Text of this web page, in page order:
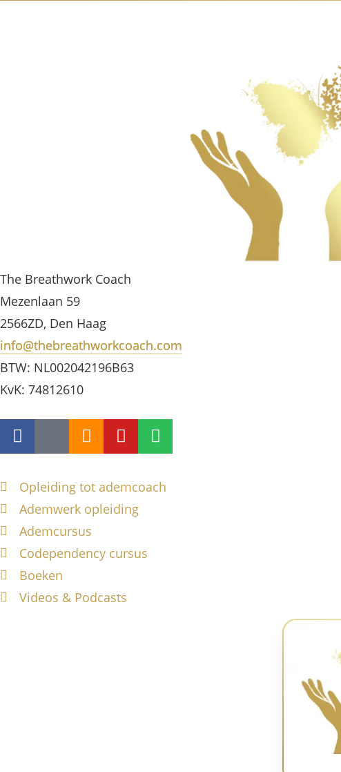
The Breathwork Coach
Mezenlaan 59
2566ZD, Den Haag
info@thebreathworkcoach.com
BTW: NL002042196B63
KvK: 74812610
Opleiding tot ademcoach
Ademwerk opleiding
Ademcursus
Codependency cursus
Boeken
Videos & Podcasts